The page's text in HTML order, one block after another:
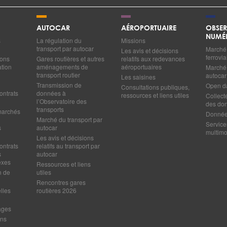
de
AUTOCAR
La régulation du
transport par autocar
Gares routières et autres
aménagements de
transport routier
Transmission de
données à
l’Observatoire des
transports
Marché du transport par
autocar
Les avis et décisions
relatifs au transport par
autocar
Ressources et liens
utiles
Rencontres gares
routières 2026
AÉROPORTUAIRE
Missions
Les avis et décisions
relatifs aux redevances
aéroportuaires
Les saisines
Consultations publiques,
ressources et liens utiles
autocar
Open
des